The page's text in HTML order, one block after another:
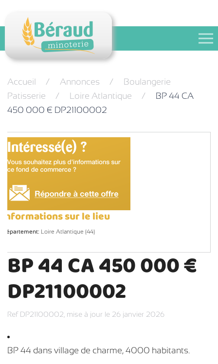
Festival des pains
Accueil Annonces
Boulangerie
Patisserie
Loire Atlantique
BP 44 CA
450 000 € DP21100002
Informations sur le lieu
Département: Loire Atlantique (44)
BP 44 CA 450 000 €
DP21100002
Ref DP21100002, mise à jour le 26 janvier 2026
BP 44 dans village de charme, 4000 habitants.